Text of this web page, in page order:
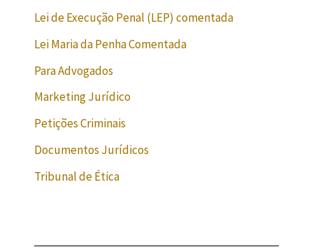
Lei de Execução Penal (LEP) comentada
Lei Maria da Penha Comentada
Para Advogados
Marketing Jurídico
Petições Criminais
Documentos Jurídicos
Tribunal de Ética